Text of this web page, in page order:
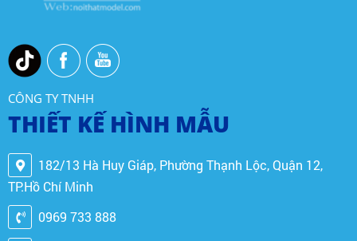
CÔNG TY TNHH
THIẾT KẾ HÌNH MẪU
182/13 Hà Huy Giáp, Phường Thạnh Lộc, Quận 12,
TP.Hồ Chí Minh
0969 733 888